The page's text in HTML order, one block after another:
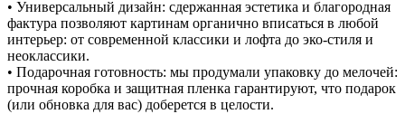
• Универсальный дизайн: сдержанная эстетика и благородная
фактура позволяют картинам органично вписаться в любой
интерьер: от современной классики и лофта до эко-стиля и
неоклассики.
• Подарочная готовность: мы продумали упаковку до мелочей:
прочная коробка и защитная пленка гарантируют, что подарок
(или обновка для вас) доберется в целости.